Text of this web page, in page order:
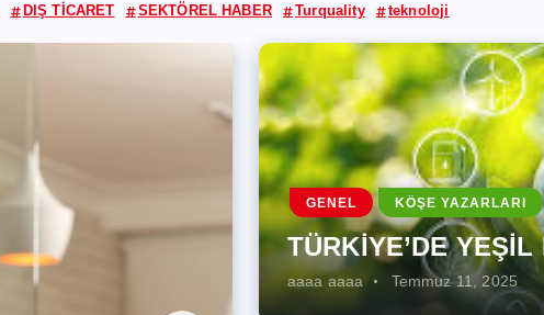
DIŞ TİCARET SEKTÖREL HABER Turquality teknoloji
GENEL KÖŞE YAZARLARI
TÜRKİYE’DE
aaaa aaaa Temmuz 11, 2025